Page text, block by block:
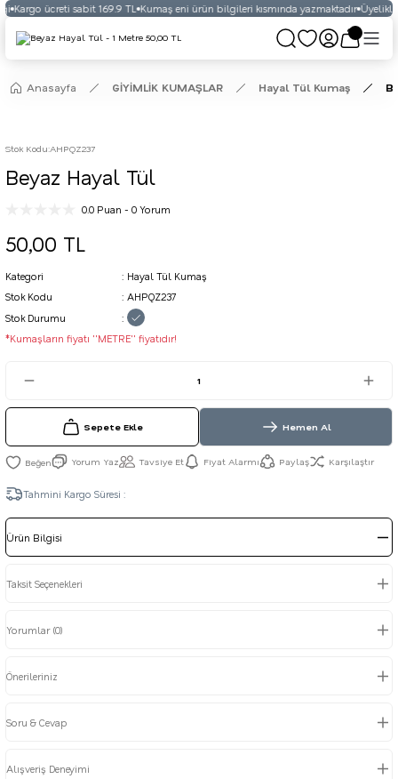
Kargo ücreti sabit 169.9 TL Kumaş eni ürün bilgileri kısmında yazmaktadır Üyelikli
Anasayfa GİYİMLİK KUMAŞLAR Hayal Tül Kumaş
Stok Kodu:AHPQZ237
Beyaz Hayal Tül
0.0 Puan - 0 Yorum
50,00 TL
Kategori
Hayal Tül Kumaş
Stok Kodu
AHPQZ237
Stok Durumu
*Kumaşların fiyatı ''METRE'' fiyatıdır!
Sepete Ekle Hemen Al
Yorum Yaz Tavsiye Et Fiyat Alarmı Paylaş Karşılaştır
Tahmini Kargo Süresi :
Ürün Bilgisi
Taksit Seçenekleri
Yorumlar (0)
Önerileriniz
Soru & Cevap
Alışveriş Deneyimi